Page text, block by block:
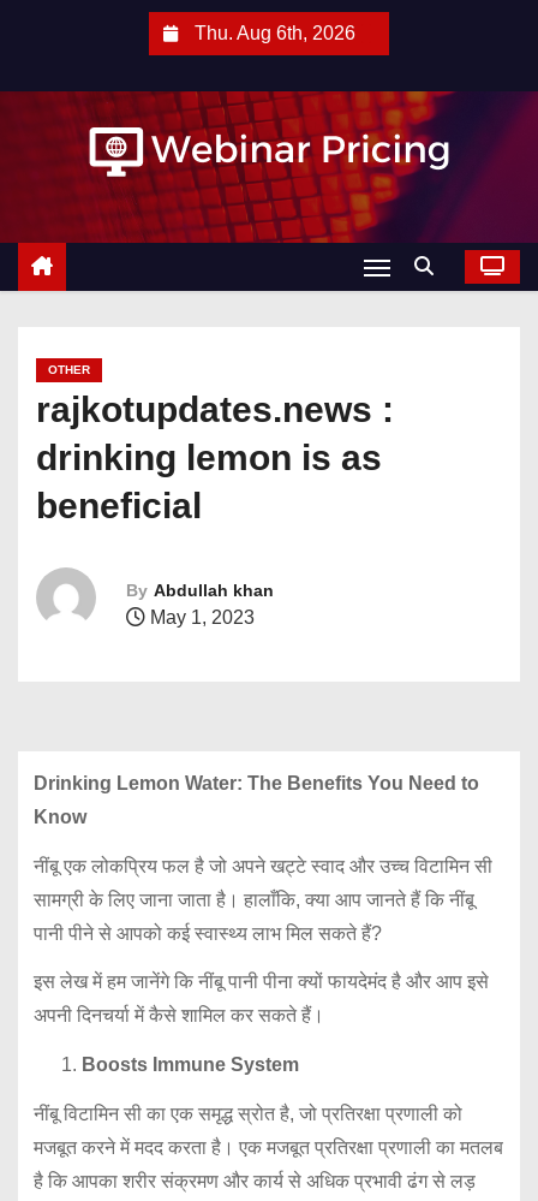
Thu. Aug 6th, 2026
OTHER
rajkotupdates.news :
drinking lemon is as
beneficial
By Abdullah khan
May 1, 2023
Drinking Lemon Water: The Benefits You Need to
Know
नींबू एक लोकप्रिय फल है जो अपने खट्टे स्वाद और उच्च विटामिन सी
सामग्री के लिए जाना जाता है। हालाँकि, क्या आप जानते हैं कि नींबू
पानी पीने से आपको कई स्वास्थ्य लाभ मिल सकते हैं?
इस लेख में हम जानेंगे कि नींबू पानी पीना क्यों फायदेमंद है और आप इसे
अपनी दिनचर्या में कैसे शामिल कर सकते हैं।
Boosts Immune System
नींबू विटामिन सी का एक समृद्ध स्रोत है, जो प्रतिरक्षा प्रणाली को
मजबूत करने में मदद करता है। एक मजबूत प्रतिरक्षा प्रणाली का मतलब
है कि आपका शरीर संक्रमण और कार्य से अधिक प्रभावी ढंग से लड़